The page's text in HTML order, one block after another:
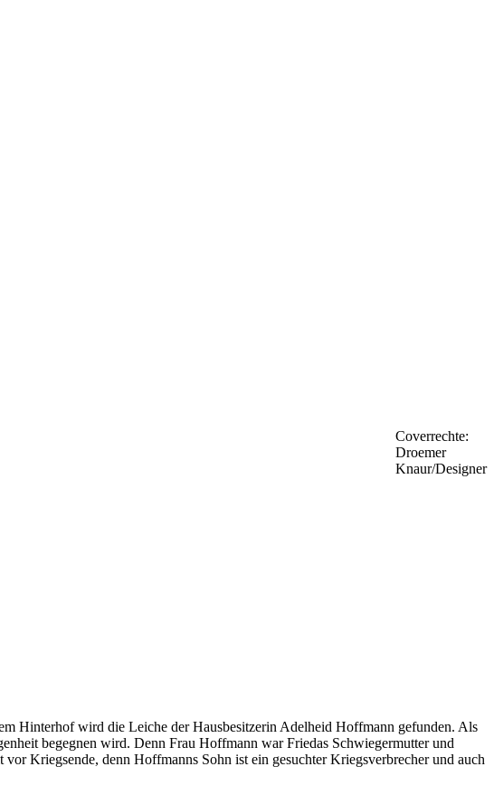
Coverrechte:
Droemer
Knaur/Designer
Hinterhof wird die Leiche der Hausbesitzerin Adelheid Hoffmann gefunden. Als
begegnen wird. Denn Frau Hoffmann war Friedas Schwiegermutter und
Kriegsende, denn Hoffmanns Sohn ist ein gesuchter Kriegsverbrecher und auch